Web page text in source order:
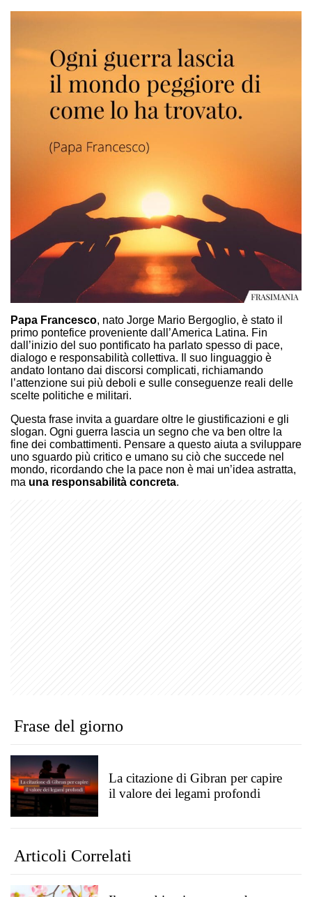
Papa Francesco, nato Jorge Mario Bergoglio, è stato il
primo pontefice proveniente dall’America Latina. Fin
dall’inizio del suo pontificato ha parlato spesso di pace,
dialogo e responsabilità collettiva. Il suo linguaggio è
andato lontano dai discorsi complicati, richiamando
l’attenzione sui più deboli e sulle conseguenze reali delle
scelte politiche e militari.
Questa frase invita a guardare oltre le giustificazioni e gli
slogan. Ogni guerra lascia un segno che va ben oltre la
fine dei combattimenti. Pensare a questo aiuta a sviluppare
uno sguardo più critico e umano su ciò che succede nel
mondo, ricordando che la pace non è mai un’idea astratta,
ma una responsabilità concreta.
Frase del giorno
La citazione di Gibran per capire
il valore dei legami profondi
Articoli Correlati